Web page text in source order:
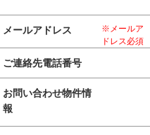
メールアドレス
※メールア
ドレス必須
ご連絡先電話番号
お問い合わせ物件情
報